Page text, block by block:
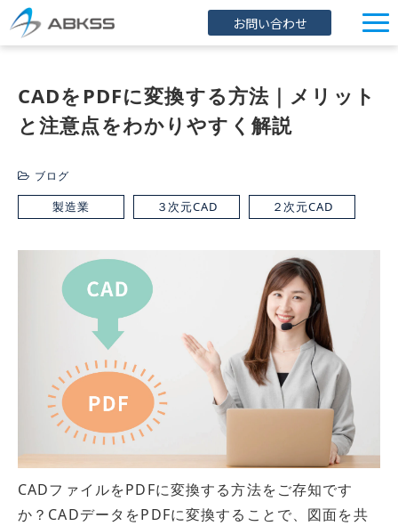
お問い合わせ
製品/FAQ
サービス
イベント・セミナー
CADをPDFに変換する方法｜メリット
と注意点をわかりやすく解説
ブログ
製造業 ３次元CAD ２次元CAD
CADファイルをPDFに変換する方法をご存知です
か？CADデータをPDFに変換することで、図面を共